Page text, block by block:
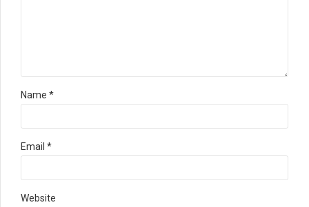
Name *
Email *
Website